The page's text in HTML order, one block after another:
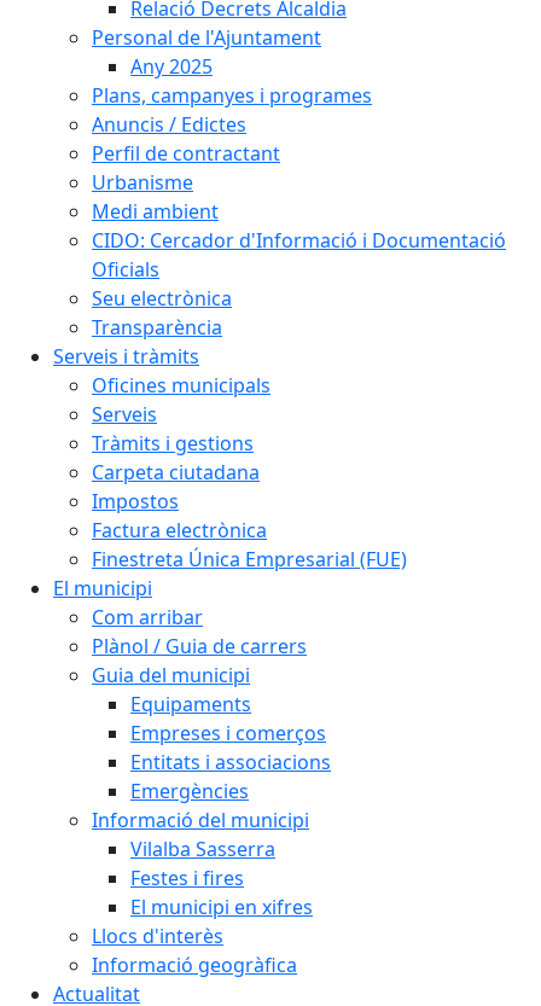
Relació Decrets Alcaldia
Personal de l'Ajuntament
Any 2025
Plans, campanyes i programes
Anuncis / Edictes
Perfil de contractant
Urbanisme
Medi ambient
CIDO: Cercador d'Informació i Documentació
Oficials
Seu electrònica
Transparència
Serveis i tràmits
Oficines municipals
Serveis
Tràmits i gestions
Carpeta ciutadana
Impostos
Factura electrònica
Finestreta Única Empresarial (FUE)
El municipi
Com arribar
Plànol / Guia de carrers
Guia del municipi
Equipaments
Empreses i comerços
Entitats i associacions
Emergències
Informació del municipi
Vilalba Sasserra
Festes i fires
El municipi en xifres
Llocs d'interès
Informació geogràfica
Actualitat